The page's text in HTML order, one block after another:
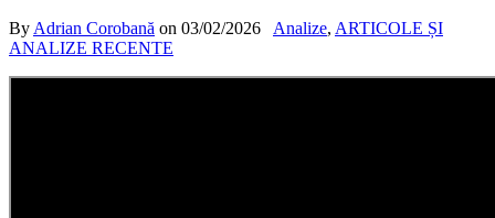
By Adrian Corobană on 03/02/2026 Analize, ARTICOLE ȘI
ANALIZE RECENTE